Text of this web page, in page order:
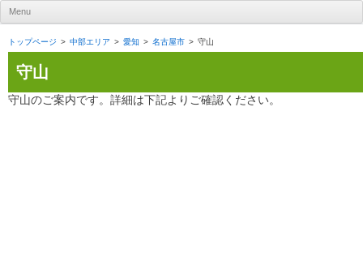
UR賃貸住宅ナビ
Menu
トップページ 中部エリア 愛知 名古屋市 守山
守山
守山のご案内です。詳細は下記よりご確認ください。